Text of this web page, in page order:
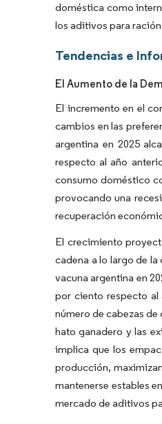
doméstica como
los aditivos para
Tendencias e
El Aumento de la
El incremento en el
cambios en las
argentina en 2025
respecto al año
consumo doméstico
provocando una
recuperación
El crecimiento
cadena a lo largo de
vacuna argentina en
por ciento respecto al
número de cabezas
hato ganadero y las
implica que los
producción,
mantenerse estables
mercado de aditivos